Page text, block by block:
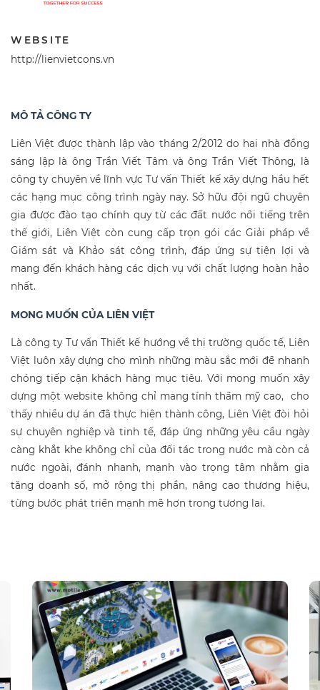
WEBSITE
http://lienvietcons.vn
MÔ TẢ CÔNG TY
Liên Việt được thành lập vào tháng 2/2012 do hai nhà đồng
sáng lập là ông Trần Viết Tâm và ông Trần Viết Thông, là
công ty chuyên về lĩnh vực Tư vấn Thiết kế xây dựng hầu hết
các hạng mục công trình ngày nay. Sở hữu đội ngũ chuyên
gia được đào tạo chính quy từ các đất nước nổi tiếng trên
thế giới, Liên Việt còn cung cấp trọn gói các Giải pháp về
Giám sát và Khảo sát công trình, đáp ứng sự tiện lợi và
mang đến khách hàng các dịch vụ với chất lượng hoàn hảo
nhất.
MONG MUỐN CỦA LIÊN VIỆT
Là công ty Tư vấn Thiết kế hướng về thị trường quốc tế, Liên
Việt luôn xây dựng cho mình những màu sắc mới để nhanh
chóng tiếp cận khách hàng mục tiêu. Với mong muốn xây
dựng một website không chỉ mang tính thẩm mỹ cao, cho
thấy nhiều dự án đã thực hiện thành công, Liên Việt đòi hỏi
sự chuyên nghiệp và tinh tế, đáp ứng những yêu cầu ngày
càng khắt khe không chỉ của đối tác trong nước mà còn cả
nước ngoài, đánh nhanh, mạnh vào trọng tâm nhằm gia
tăng doanh số, mở rộng thị phần, nâng cao thương hiệu,
từng bước phát triển mạnh mẽ hơn trong tương lai.